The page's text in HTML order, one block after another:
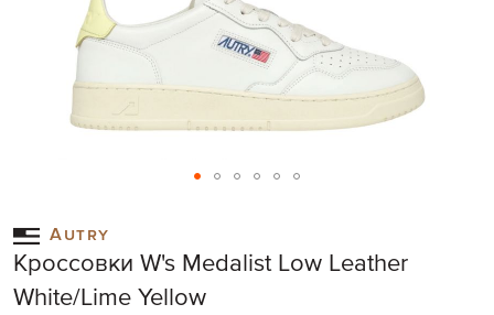
to
the
beginning
of
Autry
Кроссовки W's Medalist Low Leather
White/Lime Yellow